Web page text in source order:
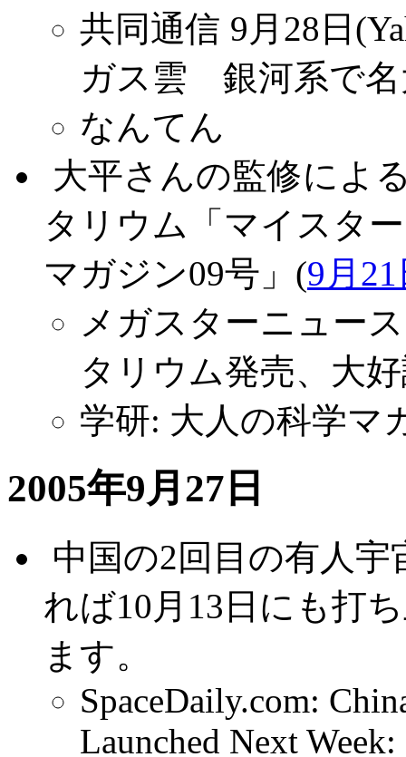
共同通信 9月28日
ガス雲 銀河系で名
なんてん
大平さんの監修によ
タリウム「マイスタ
マガジン09号」(9月
メガスターニュー
タリウム発売、大
学研: 大人の科学マ
2005年9月27日
中国の2回目の有人
れば10月13日にも打
ます。
SpaceDaily.com:
Launched Next